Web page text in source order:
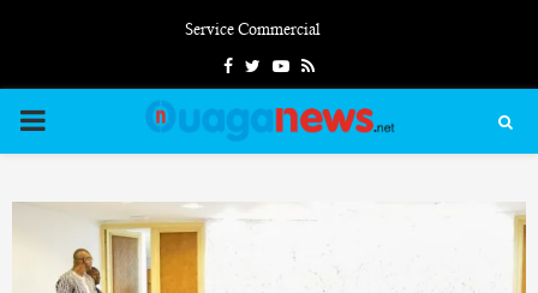
Service Commercial
FacebookTwitterYoutube
Rss
PRIMARY